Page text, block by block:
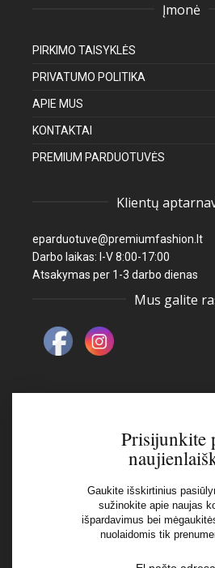
Įmonė
PIRKIMO TAISYKLĖS
PRIVATUMO POLITIKA
APIE MUS
KONTAKTAI
PREMIUM PARDUOTUVĖS
Klientų
eparduotuve@premiumfashion.lt
Darbo laikas: I-V 8:00-17:00
Atsakymas per 1-3 darbo dienas
Mus galite
Naujienlaiškis
Aš perskaičiau ir sutinku su
Prisijunkite
Gaukite išskirtinius
sužinokite apie naujas
išpardavimus bei
nuolaidomis tik